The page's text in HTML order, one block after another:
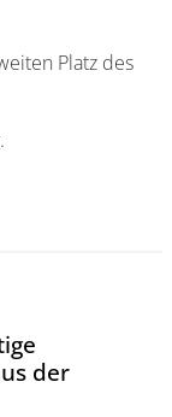
Platz des
.
der